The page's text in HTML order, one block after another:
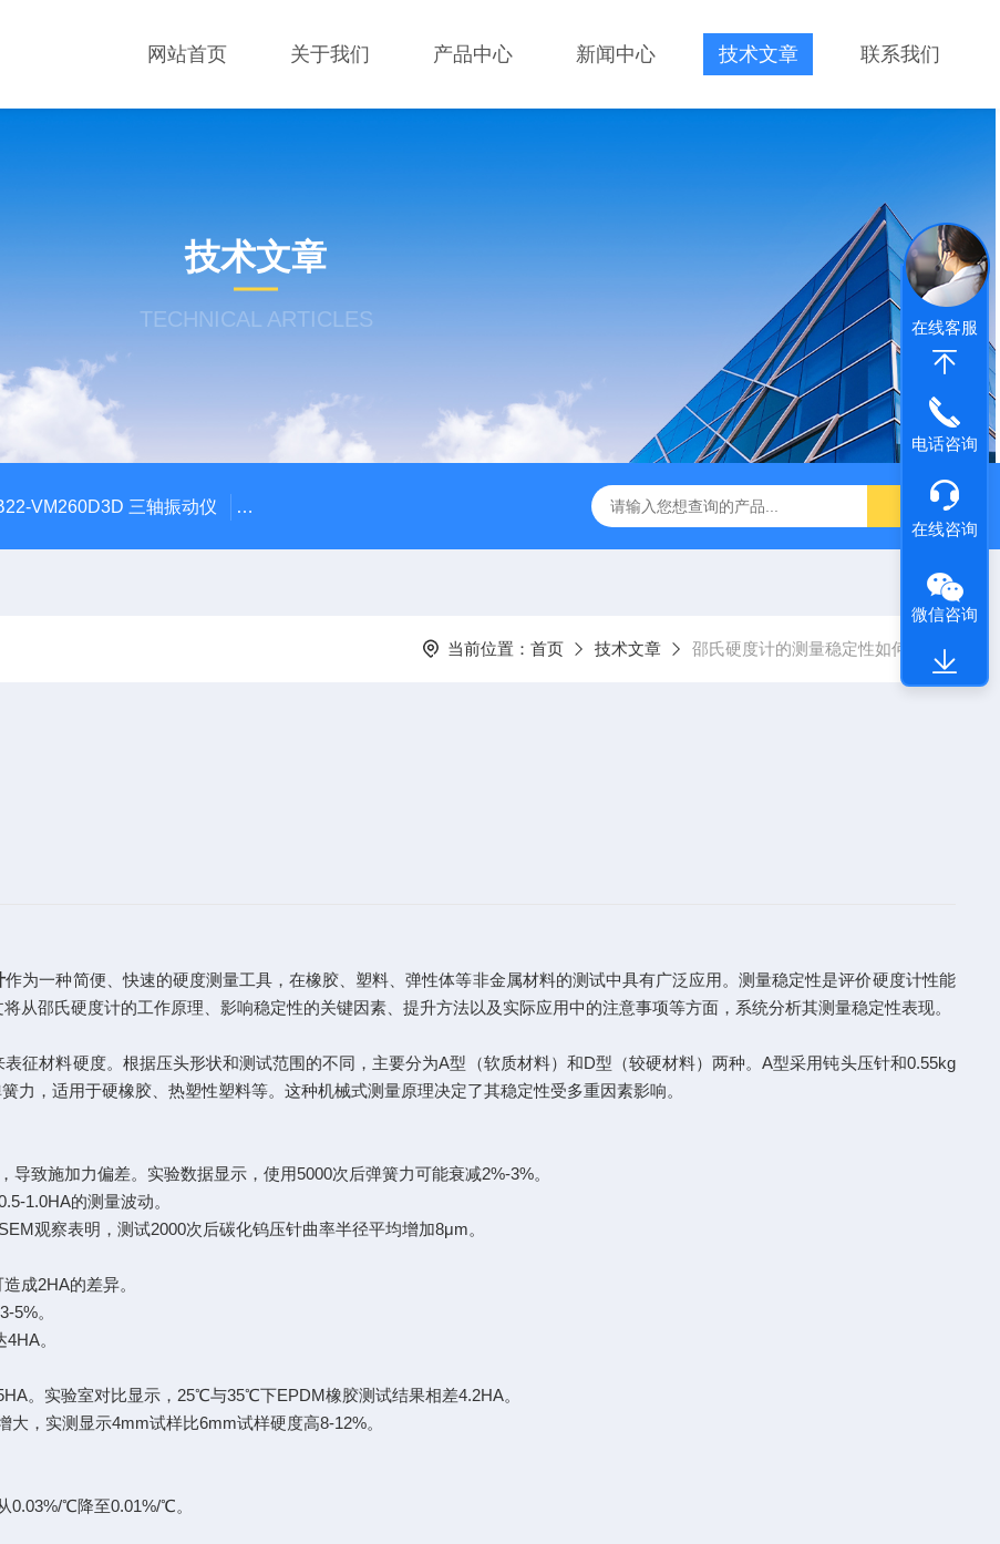
网站首页 关于我们 产品中心 新闻中心 技术文章 联系我们
技术文章
TECHNICAL ARTICLES
VM260D3D 三轴振动仪 DB22-600DOSE个人剂量声级计 倍频程声级计 DB30-6226F DB30-6228LEQ积分声级计
当前位置： 首页 技术文章 邵氏硬度计的测量稳定性如何？
作为一种简便、快速的硬度测量工具，在橡胶、塑料、弹性体等非金属材料的测试中具有广泛应用。测量稳定性是评价硬度计性能
从邵氏硬度计的工作原理、影响稳定性的关键因素、提升方法以及实际应用中的注意事项等方面，系统分析其测量稳定性表现。
征材料硬度。根据压头形状和测试范围的不同，主要分为A型（软质材料）和D型（较硬材料）两种。A型采用钝头压针和0.55kg
力，适用于硬橡胶、热塑性塑料等。这种机械式测量原理决定了其稳定性受多重因素影响。
致施加力偏差。实验数据显示，使用5000次后弹簧力可能衰减2%-3%。
1.0HA的测量波动。
观察表明，测试2000次后碳化钨压针曲率半径平均增加8μm。
成2HA的差异。
5%。
。
。实验室对比显示，25℃与35℃下EPDM橡胶测试结果相差4.2HA。
，实测显示4mm试样比6mm试样硬度高8-12%。
0.03%/℃降至0.01%/℃。
在线客服
电话咨询
在线咨询
微信咨询